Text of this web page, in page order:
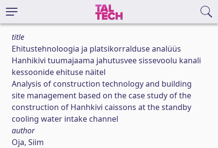
title
Ehitustehnoloogia ja platsikorralduse analüüs
Hanhikivi tuumajaama jahutusvee sissevoolu kanali
kessoonide ehituse näitel
Analysis of construction technology and building
site management based on the case study of the
construction of Hanhkivi caissons at the standby
cooling water intake channel
author
Oja, Siim